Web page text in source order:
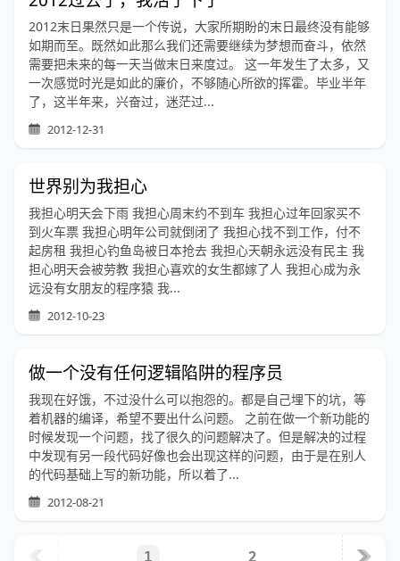
2012末日果然只是一个传说，大家所期盼的末日最终没有能够
如期而至。既然如此那么我们还需要继续为梦想而奋斗，依然
需要把未来的每一天当做末日来度过。 这一年发生了太多，又
一次感觉时光是如此的廉价，不够随心所欲的挥霍。毕业半年
了，这半年来，兴奋过，迷茫过...
2012-12-31
世界别为我担心
我担心明天会下雨 我担心周末约不到车 我担心过年回家买不
到火车票 我担心明年公司就倒闭了 我担心找不到工作，付不
起房租 我担心钓鱼岛被日本抢去 我担心天朝永远没有民主 我
担心明天会被劳教 我担心喜欢的女生都嫁了人 我担心成为永
远没有女朋友的程序猿 我...
2012-10-23
做一个没有任何逻辑陷阱的程序员
我现在好饿，不过没什么可以抱怨的。都是自己埋下的坑，等
着机器的编译，希望不要出什么问题。 之前在做一个新功能的
时候发现一个问题，找了很久的问题解决了。但是解决的过程
中发现有另一段代码好像也会出现这样的问题，由于是在别人
的代码基础上写的新功能，所以着了...
2012-08-21
1 2